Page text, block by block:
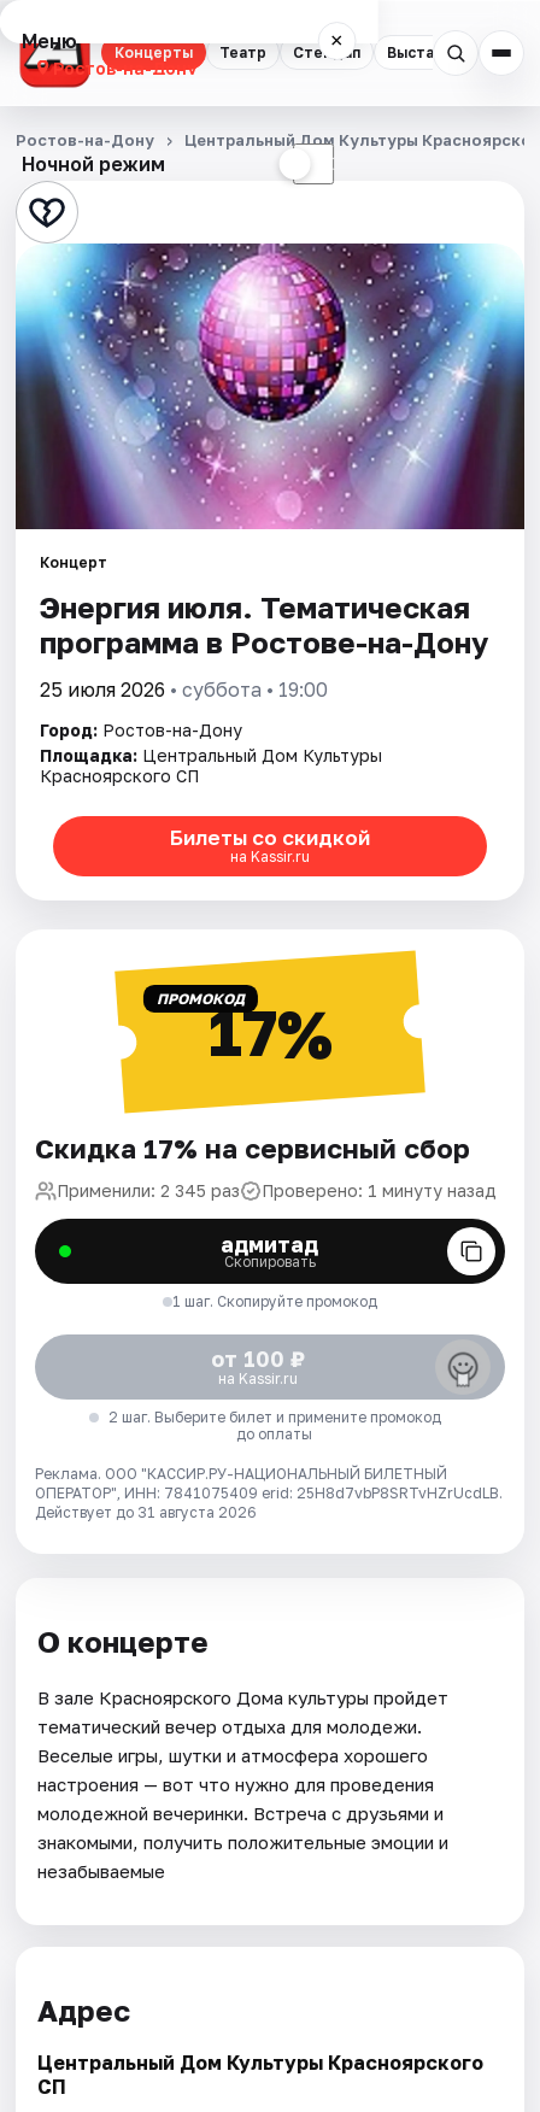
Концерты Театр Стендап Выставки
Меню ×
Ростов-на-Дону
Концерты
Театр
Стендап
Выставки
Квесты
Экскурсии
Спорт
Города
Площадки
Рейтинги
Ночной режим ☾
Ростов-на-Дону Центральный Дом Культуры
Концерт
Энергия июля. Тематическая
программа в Ростове-на-Дону
25 июля 2026 • суббота • 19:00
Город: Ростов-на-Дону
Площадка: Центральный Дом Культуры
Красноярского СП
Билеты со скидкой
на Kassir.ru
ПРОМОКОД17%
Скидка 17% на сервисный сбор
Применили: 2 345 раз Проверено: 1 минуту назад
адмитад
Скопировать
1 шаг. Скопируйте промокод
от 100 ₽
на Kassir.ru
2 шаг. Выберите билет и примените промокод
до оплаты
Реклама. ООО "КАССИР.РУ-НАЦИОНАЛЬНЫЙ БИЛЕТНЫЙ
ОПЕРАТОР", ИНН: 7841075409 erid: 25H8d7vbP8SRTvHZrUcdLB.
Действует до 31 августа 2026
О концерте
В зале Красноярского Дома культуры пройдет
тематический вечер отдыха для молодежи.
Веселые игры, шутки и атмосфера хорошего
настроения — вот что нужно для проведения
молодежной вечеринки. Встреча с друзьями и
знакомыми, получить положительные эмоции и
незабываемые
Адрес
Центральный Дом Культуры Красноярского
СП